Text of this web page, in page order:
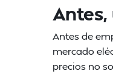
Antes,
Antes de
mercado
precios no